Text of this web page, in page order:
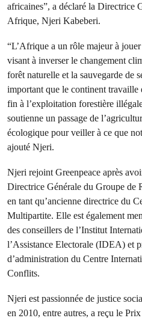
africaines”, a déclaré la Directrice
Afrique, Njeri Kabeberi.
“L’Afrique a un rôle majeur à
visant à inverser le changement
forêt naturelle et la sauvegarde de
important que le continent travaille
fin à l’exploitation forestière
soutienne un passage de
écologique pour veiller à ce que
ajouté Njeri.
Njeri rejoint Greenpeace après
Directrice Générale du Groupe de
en tant qu’ancienne directrice du
Multipartite. Elle est également
des conseillers de l’Institut
l’Assistance Electorale (IDEA) et
d’administration du Centre
Conflits.
Njeri est passionnée de justice
en 2010, entre autres, a reçu le